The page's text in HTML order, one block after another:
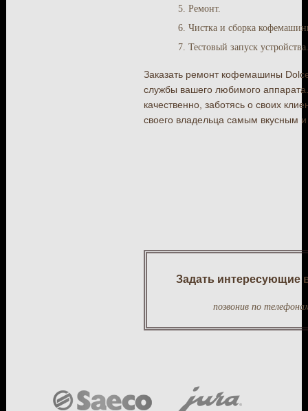
Ремонт.
Чистка и сборка
Тестовый запуск устройства.
Заказать ремонт кофемашины
службы вашего любимого
качественно, заботясь о своих
своего владельца самым вкусным
Задать интересующие
позвонив по